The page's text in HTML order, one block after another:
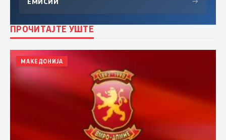
ПРОЧИТАЈТЕ УШТЕ
МАКЕДОНИЈА